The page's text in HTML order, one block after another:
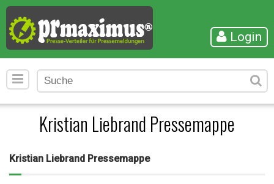
Login
Kristian Liebrand Pressemappe
Kristian Liebrand Pressemappe